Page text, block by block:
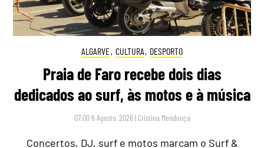
ALGARVE, CULTURA, DESPORTO
Praia de Faro recebe dois dias
dedicados ao surf, às motos e à música
07:00 6 Agosto, 2026 | Cristina Mendonça
Concertos, DJ, surf e motos marcam o Surf &